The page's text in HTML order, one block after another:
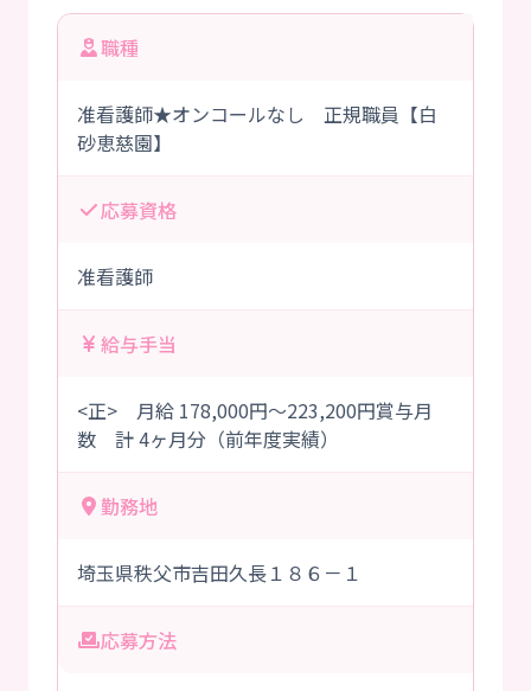
職種
准看護師★オンコールなし 正規職員【白
砂恵慈園】
応募資格
准看護師
給与手当
<正> 月給 178,000円～223,200円賞与月
数 計 4ヶ月分（前年度実績）
勤務地
埼玉県秩父市吉田久長１８６－１
応募方法